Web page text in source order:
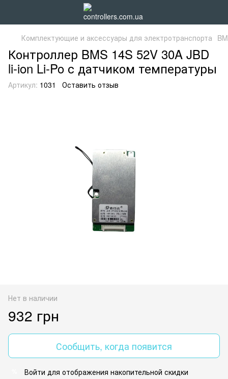
Комплектующие и аксессуары для электротранспорта
Контроллер BMS 14S 52V 30A JBD
li-ion Li-Po с датчиком температуры
Артикул: 1031 Оставить отзыв
Нет в наличии
932 грн
Сообщить, когда появится
Войти для отображения накопительной скидки